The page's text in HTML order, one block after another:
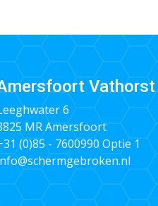
Vathorst
6
MR Amersfoort
(0)85 - 7600990Optie 1